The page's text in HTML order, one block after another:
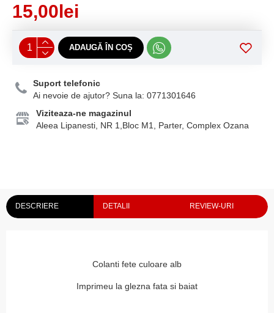
15,00lei
ADAUGĂ ÎN COŞ
Suport telefonic
Ai nevoie de ajutor? Suna la: 0771301646
Viziteaza-ne magazinul
Aleea Lipanesti, NR 1,Bloc M1, Parter, Complex Ozana
DESCRIERE DETALII REVIEW-URI
Colanti fete culoare alb
Imprimeu la glezna fata si baiat